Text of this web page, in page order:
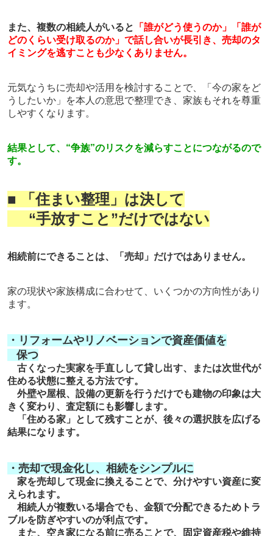
また、複数の相続人がいると
「誰がどう使うのか」「誰が
どのくらい受け取るのか」で話し合いが長引き、売却のタ
イミングを逃すことも少なくありません。
元気なうちに売却や活用を検討することで、「今の家をど
うしたいか」を本人の意思で整理でき、家族もそれを尊重
しやすくなります。
結果として、“争族”のリスクを減らすことにつながるので
す。
■ 「住まい整理」は決して
“手放すこと ”だけではない
相続前にできることは、「売却」だけではありません。
家の現状や家族構成に合わせて、いくつかの方向性があり
ます。
・リフォームやリノベーションで資産価値を
保つ
古くなった実家を手直しして貸し出す、または次世代が
住める状態に整える方法です。
外壁や屋根、設備の更新を行うだけでも建物の印象は大
きく変わり、査定額にも影響します。
「住める家」として残すことが、後々の選択肢を広げる
結果になります。
・売却で現金化し、相続をシンプルに
家を売却して現金に換えることで、分けやすい資産に変
えられます。
相続人が複数いる場合でも、金額で分配できるためトラ
ブルを防ぎやすいのが利点です。
また、空き家になる前に売ることで、固定資産税や維持